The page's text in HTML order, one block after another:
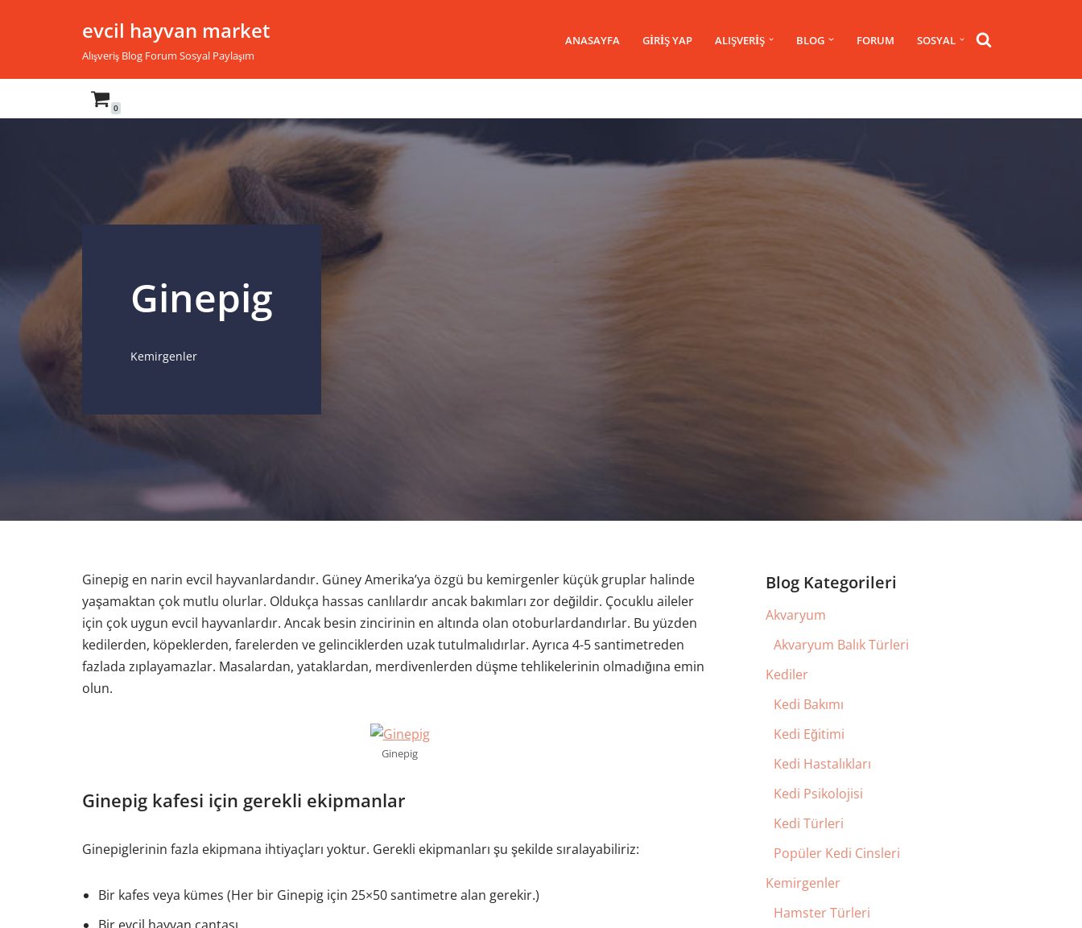
evcil hayvan market
Alışveriş Blog Forum Sosyal Paylaşım
ANASAYFA GIRIŞ YAP ALIŞVERIŞ BLOG FORUM SOSYAL
0
Ginepig
Kemirgenler
Ginepig en narin evcil hayvanlardandır. Güney Amerika’ya özgü bu kemirgenler küçük gruplar halinde
yaşamaktan çok mutlu olurlar. Oldukça hassas canlılardır ancak bakımları zor değildir. Çocuklu aileler
için çok uygun evcil hayvanlardır. Ancak besin zincirinin en altında olan otoburlardandırlar. Bu yüzden
kedilerden, köpeklerden, farelerden ve gelinciklerden uzak tutulmalıdırlar. Ayrıca 4-5 santimetreden
fazlada zıplayamazlar. Masalardan, yataklardan, merdivenlerden düşme tehlikelerinin olmadığına emin
olun.
Ginepig
Ginepig kafesi için gerekli ekipmanlar
Ginepiglerinin fazla ekipmana ihtiyaçları yoktur. Gerekli ekipmanları şu şekilde sıralayabiliriz:
Bir kafes veya kümes (Her bir Ginepig için 25×50 santimetre alan gerekir.)
Blog Kategorileri
Akvaryum
Akvaryum Balık Türleri
Kediler
Kedi Bakımı
Kedi Eğitimi
Kedi Hastalıkları
Kedi Psikolojisi
Kedi Türleri
Popüler Kedi Cinsleri
Kemirgenler
Hamster Türleri